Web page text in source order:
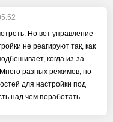
Но вот управление
не реагируют так, как
когда из-за
разных режимов, но
для настройки под
над чем поработать.